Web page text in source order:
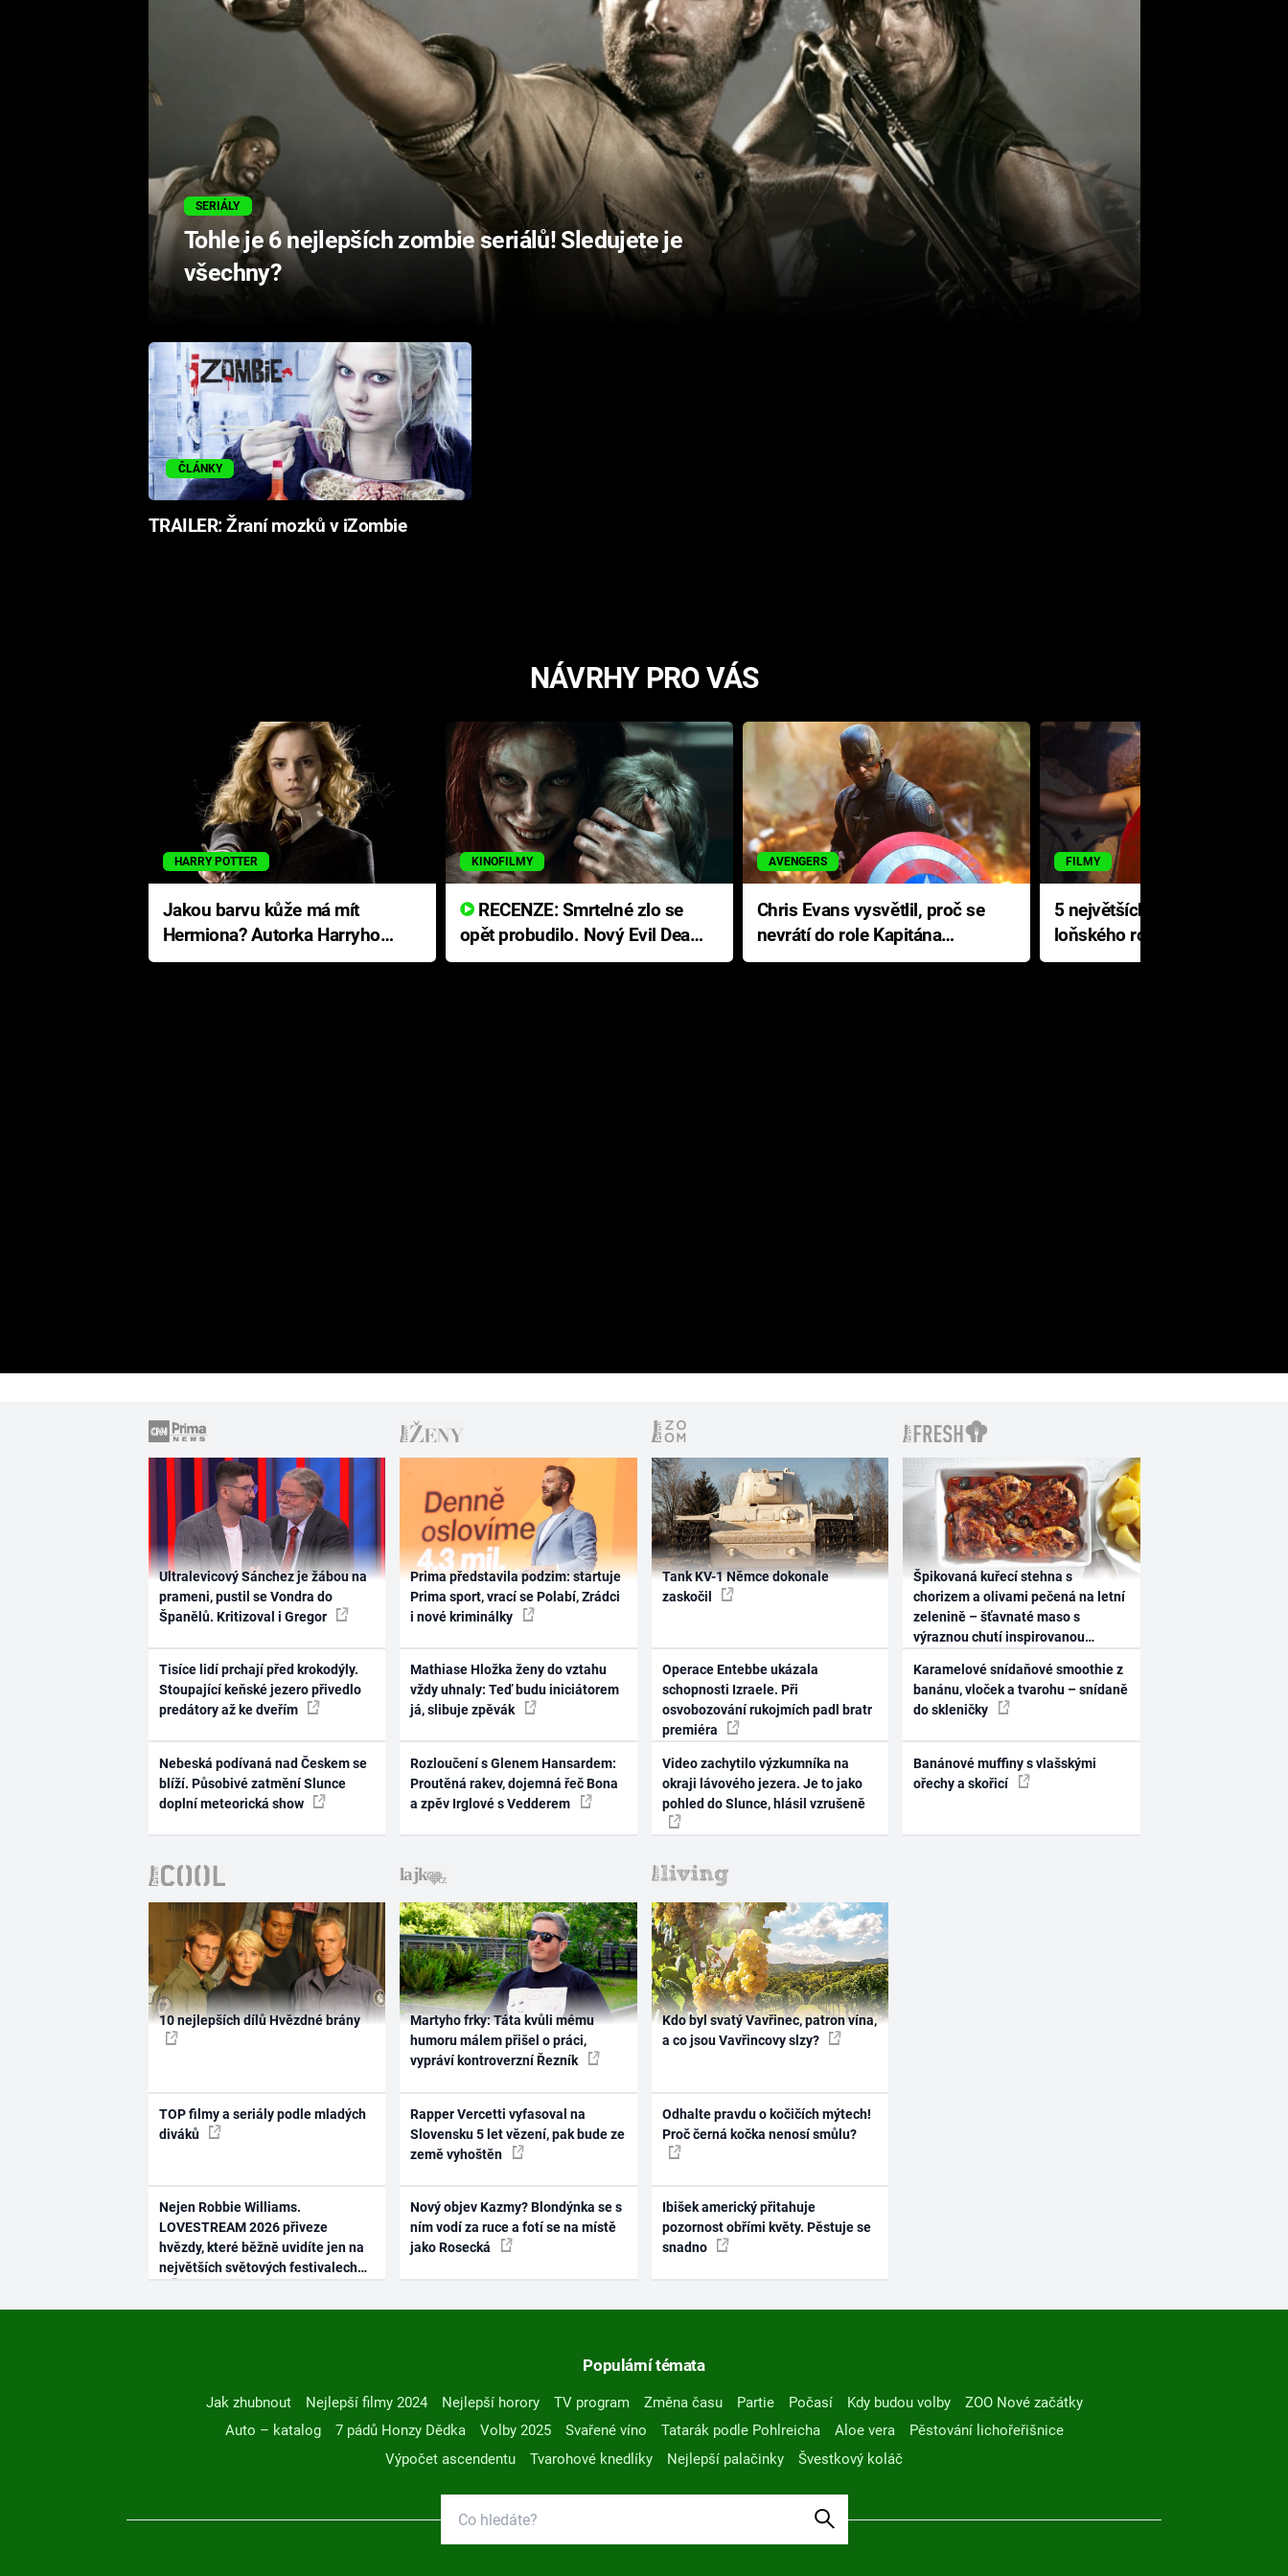
SERIÁLY
Tohle je 6 nejlepších zombie seriálů! Sledujete je
všechny?
ČLÁNKY
TRAILER: Žraní mozků v iZombie
NÁVRHY PRO VÁS
HARRY POTTER
Jakou barvu kůže má mít
Hermiona? Autorka Harryho
Pottera přišla s ráznou
KINOFILMY
RECENZE: Smrtelné zlo se
opět probudilo. Nový Evil Dead
přichází s neodolatelnou
AVENGERS
Chris Evans vysvětlil, proč se
nevrátí do role Kapitána
Ameriky
FILMY
5 největších propadáků
loňského roku: Disney na
jediné katastrofě prodělal 200
Ultralevicový Sánchez je žábou na
prameni, pustil se Vondra do
Španělů. Kritizoval i Gregor
Tisíce lidí prchají před krokodýly.
Stoupající keňské jezero přivedlo
predátory až ke dveřím
Nebeská podívaná nad Českem se
blíží. Působivé zatmění Slunce
doplní meteorická show
Prima představila podzim: startuje
Prima sport, vrací se Polabí, Zrádci
i nové kriminálky
Mathiase Hložka ženy do vztahu
vždy uhnaly: Teď budu iniciátorem
já, slibuje zpěvák
Rozloučení s Glenem Hansardem:
Proutěná rakev, dojemná řeč Bona
a zpěv Irglové s Vedderem
Tank KV-1 Němce dokonale
zaskočil
Operace Entebbe ukázala
schopnosti Izraele. Při
osvobozování rukojmích padl bratr
premiéra
Video zachytilo výzkumníka na
okraji lávového jezera. Je to jako
pohled do Slunce, hlásil vzrušeně
Špikovaná kuřecí stehna s
chorizem a olivami pečená na letní
zelenině – šťavnaté maso s
výraznou chutí inspirovanou
Karamelové snídaňové smoothie z
banánu, vloček a tvarohu – snídaně
do skleničky
Banánové muffiny s vlašskými
ořechy a skořicí
10 nejlepších dílů Hvězdné brány
TOP filmy a seriály podle mladých
diváků
Nejen Robbie Williams.
LOVESTREAM 2026 přiveze
hvězdy, které běžně uvidíte jen na
největších světových festivalech
Martyho frky: Táta kvůli mému
humoru málem přišel o práci,
vypráví kontroverzní Řezník
Rapper Vercetti vyfasoval na
Slovensku 5 let vězení, pak bude ze
země vyhoštěn
Nový objev Kazmy? Blondýnka se s
ním vodí za ruce a fotí se na místě
jako Rosecká
Kdo byl svatý Vavřinec, patron vína,
a co jsou Vavřincovy slzy?
Odhalte pravdu o kočičích mýtech!
Proč černá kočka nenosí smůlu?
Ibišek americký přitahuje
pozornost obřími květy. Pěstuje se
snadno
Populární témata
Jak zhubnout Nejlepší filmy 2024 Nejlepší horory TV program Změna času Partie Počasí Kdy budou volby
ZOO Nové začátky
Auto – katalog
7 pádů Honzy Dědka Volby 2025 Svařené víno Tatarák podle Pohlreicha Aloe vera
Pěstování lichořeřišnice
Výpočet ascendentu
Tvarohové knedlíky Nejlepší palačinky Švestkový koláč